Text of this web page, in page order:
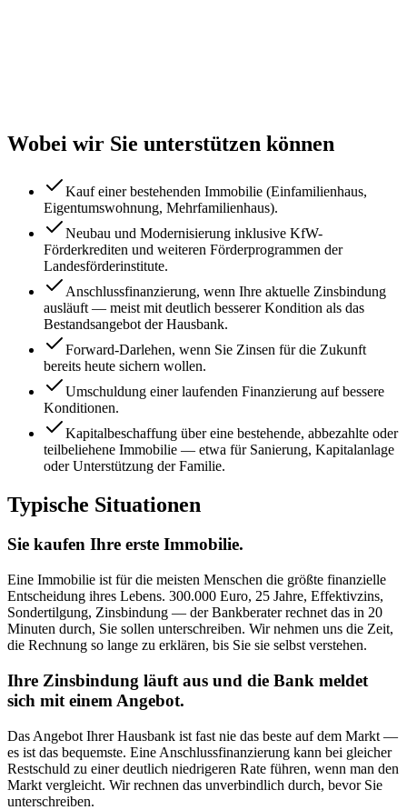
Wobei wir Sie unterstützen können
Kauf einer bestehenden Immobilie (Einfamilienhaus,
Eigentumswohnung, Mehrfamilienhaus).
Neubau und Modernisierung inklusive KfW-
Förderkrediten und weiteren Förderprogrammen der
Landesförderinstitute.
Anschlussfinanzierung, wenn Ihre aktuelle Zinsbindung
ausläuft — meist mit deutlich besserer Kondition als das
Bestandsangebot der Hausbank.
Forward-Darlehen, wenn Sie Zinsen für die Zukunft
bereits heute sichern wollen.
Umschuldung einer laufenden Finanzierung auf bessere
Konditionen.
Kapitalbeschaffung über eine bestehende, abbezahlte oder
teilbeliehene Immobilie — etwa für Sanierung, Kapitalanlage
oder Unterstützung der Familie.
Typische Situationen
Sie kaufen Ihre erste Immobilie.
Eine Immobilie ist für die meisten Menschen die größte finanzielle
Entscheidung ihres Lebens. 300.000 Euro, 25 Jahre, Effektivzins,
Sondertilgung, Zinsbindung — der Bankberater rechnet das in 20
Minuten durch, Sie sollen unterschreiben. Wir nehmen uns die Zeit,
die Rechnung so lange zu erklären, bis Sie sie selbst verstehen.
Ihre Zinsbindung läuft aus und die Bank meldet
sich mit einem Angebot.
Das Angebot Ihrer Hausbank ist fast nie das beste auf dem Markt —
es ist das bequemste. Eine Anschlussfinanzierung kann bei gleicher
Restschuld zu einer deutlich niedrigeren Rate führen, wenn man den
Markt vergleicht. Wir rechnen das unverbindlich durch, bevor Sie
unterschreiben.